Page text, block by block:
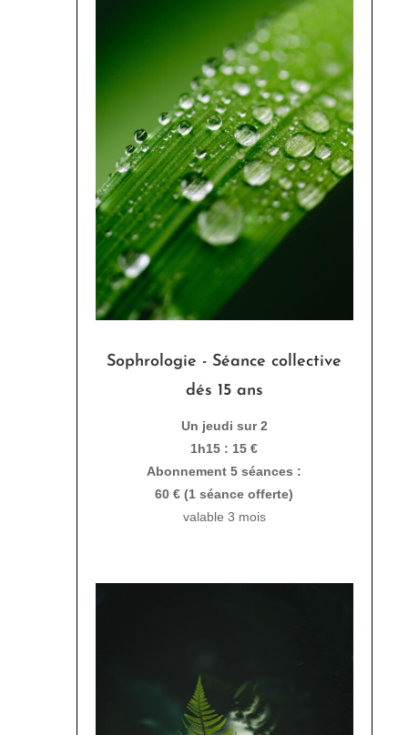
Sophrologie - Séance collective
dés 15 ans
Un jeudi sur 2
1h15 : 15 €
Abonnement 5 séances :
60 € (1 séance offerte)
valable 3 mois